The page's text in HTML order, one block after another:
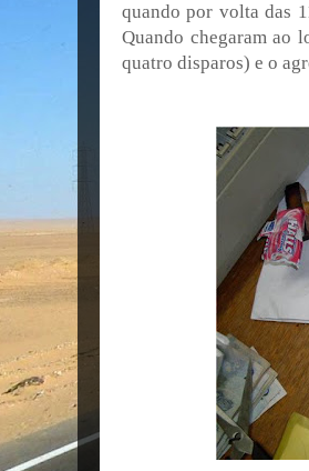
quando por volta das
Quando chegaram ao
quatro disparos) e o